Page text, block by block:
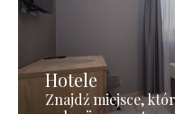
Hotele
Znajdź miejsce,